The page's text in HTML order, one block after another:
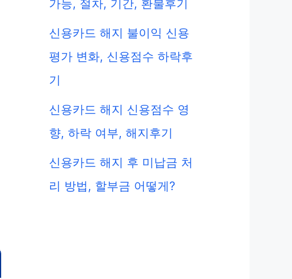
가능, 절차, 기간, 환불후기
신용카드 해지 불이익 신용
평가 변화, 신용점수 하락후
기
신용카드 해지 신용점수 영
향, 하락 여부, 해지후기
신용카드 해지 후 미납금 처
리 방법, 할부금 어떻게?